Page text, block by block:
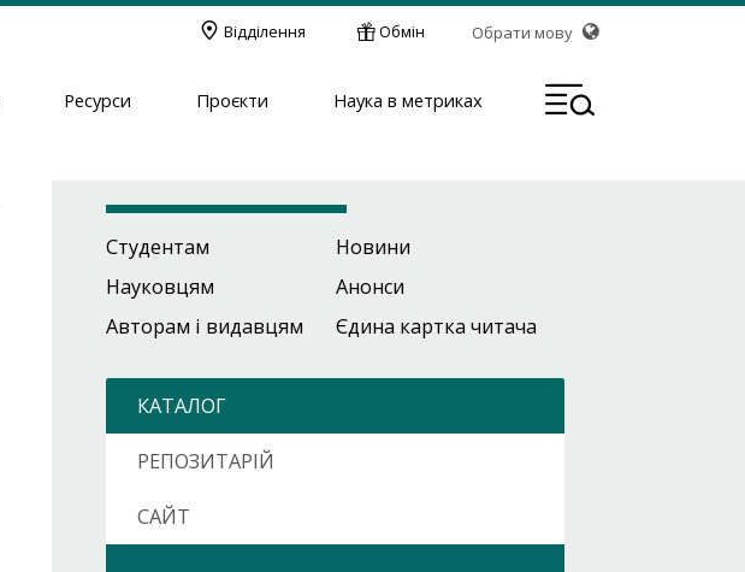
Відділення Обмін Обрати мову
Ресурси Проєкти Наука в метриках
Студентам
Науковцям
Авторам і видавцям
Новини
Анонси
Єдина картка читача
КАТАЛОГ
РЕПОЗИТАРІЙ
САЙТ